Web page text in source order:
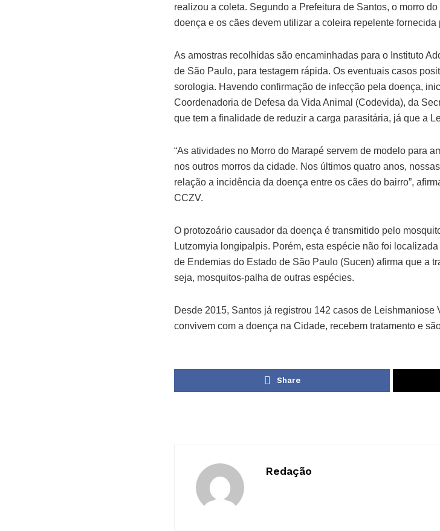
realizou a coleta. Segundo a Prefeitura de Santos, o morro
doença e os cães devem utilizar a coleira repelente
As amostras recolhidas são encaminhadas para o Instituto
de São Paulo, para testagem rápida. Os eventuais casos
sorologia. Havendo confirmação de infecção pela doença,
Coordenadoria de Defesa da Vida Animal (Codevida), da
que tem a finalidade de reduzir a carga parasitária, já que a
“As atividades no Morro do Marapé servem de modelo para
nos outros morros da cidade. Nos últimos quatro anos,
relação a incidência da doença entre os cães do bairro”,
CCZV.
O protozoário causador da doença é transmitido pelo
Lutzomyia longipalpis. Porém, esta espécie não foi
de Endemias do Estado de São Paulo (Sucen) afirma que a
seja, mosquitos-palha de outras espécies.
Desde 2015, Santos já registrou 142 casos de
convivem com a doença na Cidade, recebem tratamento e
Share
Redação